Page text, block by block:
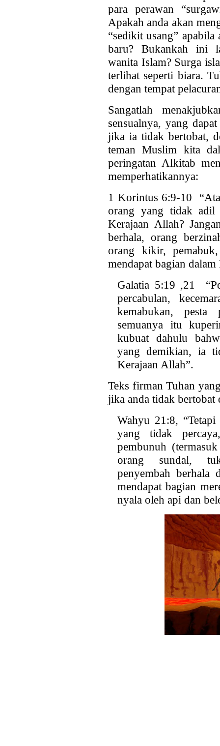
para perawan
Apakah anda akan
“sedikit usang”
baru? Bukankah ini
wanita Islam? Surga
terlihat seperti biara.
dengan tempat
Sangatlah
sensualnya, yang
jika ia tidak bertobat,
teman Muslim kita
peringatan Alkitab
memperhatikannya:
1 Korintus 6:9-10
orang yang tidak adil
Kerajaan Allah?
berhala, orang
orang kikir,
mendapat bagian
Galatia 5:19 ,21
percabulan,
kemabukan, pesta
semuanya itu
kubuat dahulu
yang demikian, ia
Kerajaan Allah”.
Teks firman Tuhan
jika anda tidak bertobat
Wahyu 21:8,
yang tidak
pembunuh
orang sundal,
penyembah berhala
mendapat bagian
nyala oleh api dan